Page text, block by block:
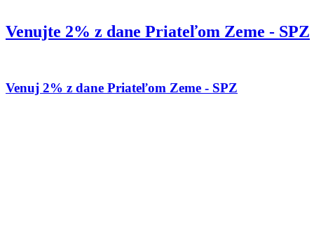
Venujte 2% z dane Priateľom Zeme - SPZ
Venuj 2% z dane Priateľom Zeme - SPZ